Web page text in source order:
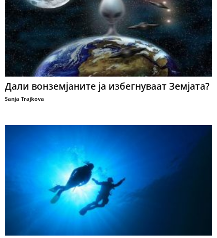
Дали вонземјаните ја избегнуваат Земјата?
Sanja Trajkova